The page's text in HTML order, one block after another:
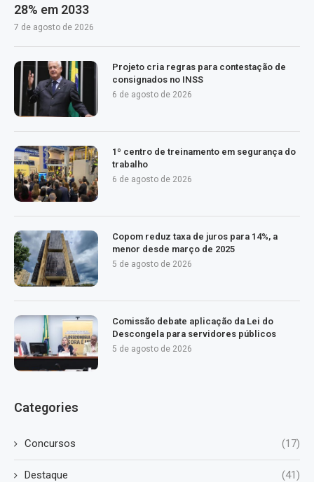
28% em 2033
7 de agosto de 2026
Projeto cria regras para contestação de
consignados no INSS
6 de agosto de 2026
1º centro de treinamento em segurança do
trabalho
6 de agosto de 2026
Copom reduz taxa de juros para 14%, a
menor desde março de 2025
5 de agosto de 2026
Comissão debate aplicação da Lei do
Descongela para servidores públicos
5 de agosto de 2026
Categories
Concursos (17)
Destaque (41)